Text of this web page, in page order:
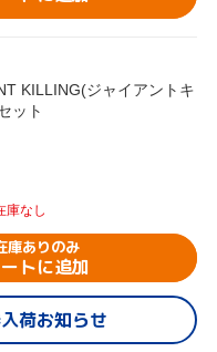
KILLING(ジャイアントキ
ット
庫なし
庫ありのみ
トに追加
荷お知らせ